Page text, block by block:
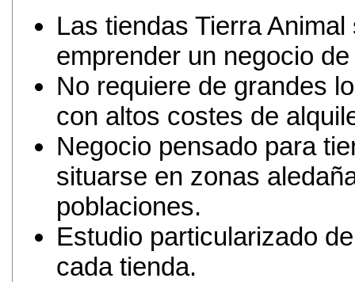
Las tiendas Tierra
emprender un negocio
No requiere de grandes
con altos costes de
Negocio pensado para
situarse en zonas
poblaciones.
Estudio particularizado
cada tienda.